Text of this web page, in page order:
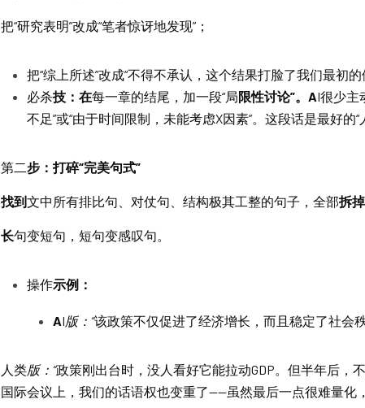
把“研究表明”改成“笔者惊讶地发现”；
把“综上所述”改成“不得不承认，这个结果打脸了我们最初的
必杀技：在每一章的结尾，加一段“局限性讨论”。AI很少主
不足”或“由于时间限制，未能考虑X因素”。这段话是最好的“
第二步：打碎“完美句式”
找到文中所有排比句、对仗句、结构极其工整的句子，全部拆掉
长句变短句，短句变感叹句。
操作示例：
AI版：“该政策不仅促进了经济增长，而且稳定了社会
人类版：“政策刚出台时，没人看好它能拉动GDP。但半年后，
国际会议上，我们的话语权也变重了——虽然最后一点很难量化